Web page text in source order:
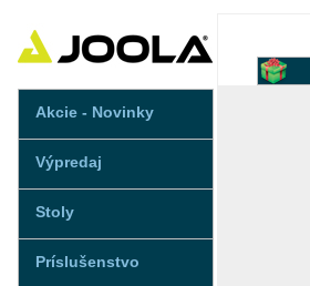
Akcie - Novinky
Výpredaj
Stoly
Príslušenstvo